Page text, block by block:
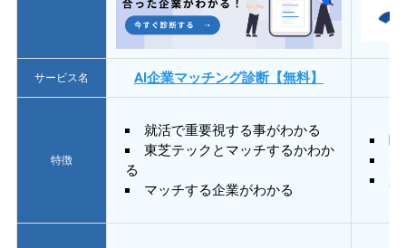
サービス名 AI企業マッチング診断【無料】
特徴
就活で重要視する事がわかる
東芝テックとマッチするかわか
る
マッチする企業がわかる
質